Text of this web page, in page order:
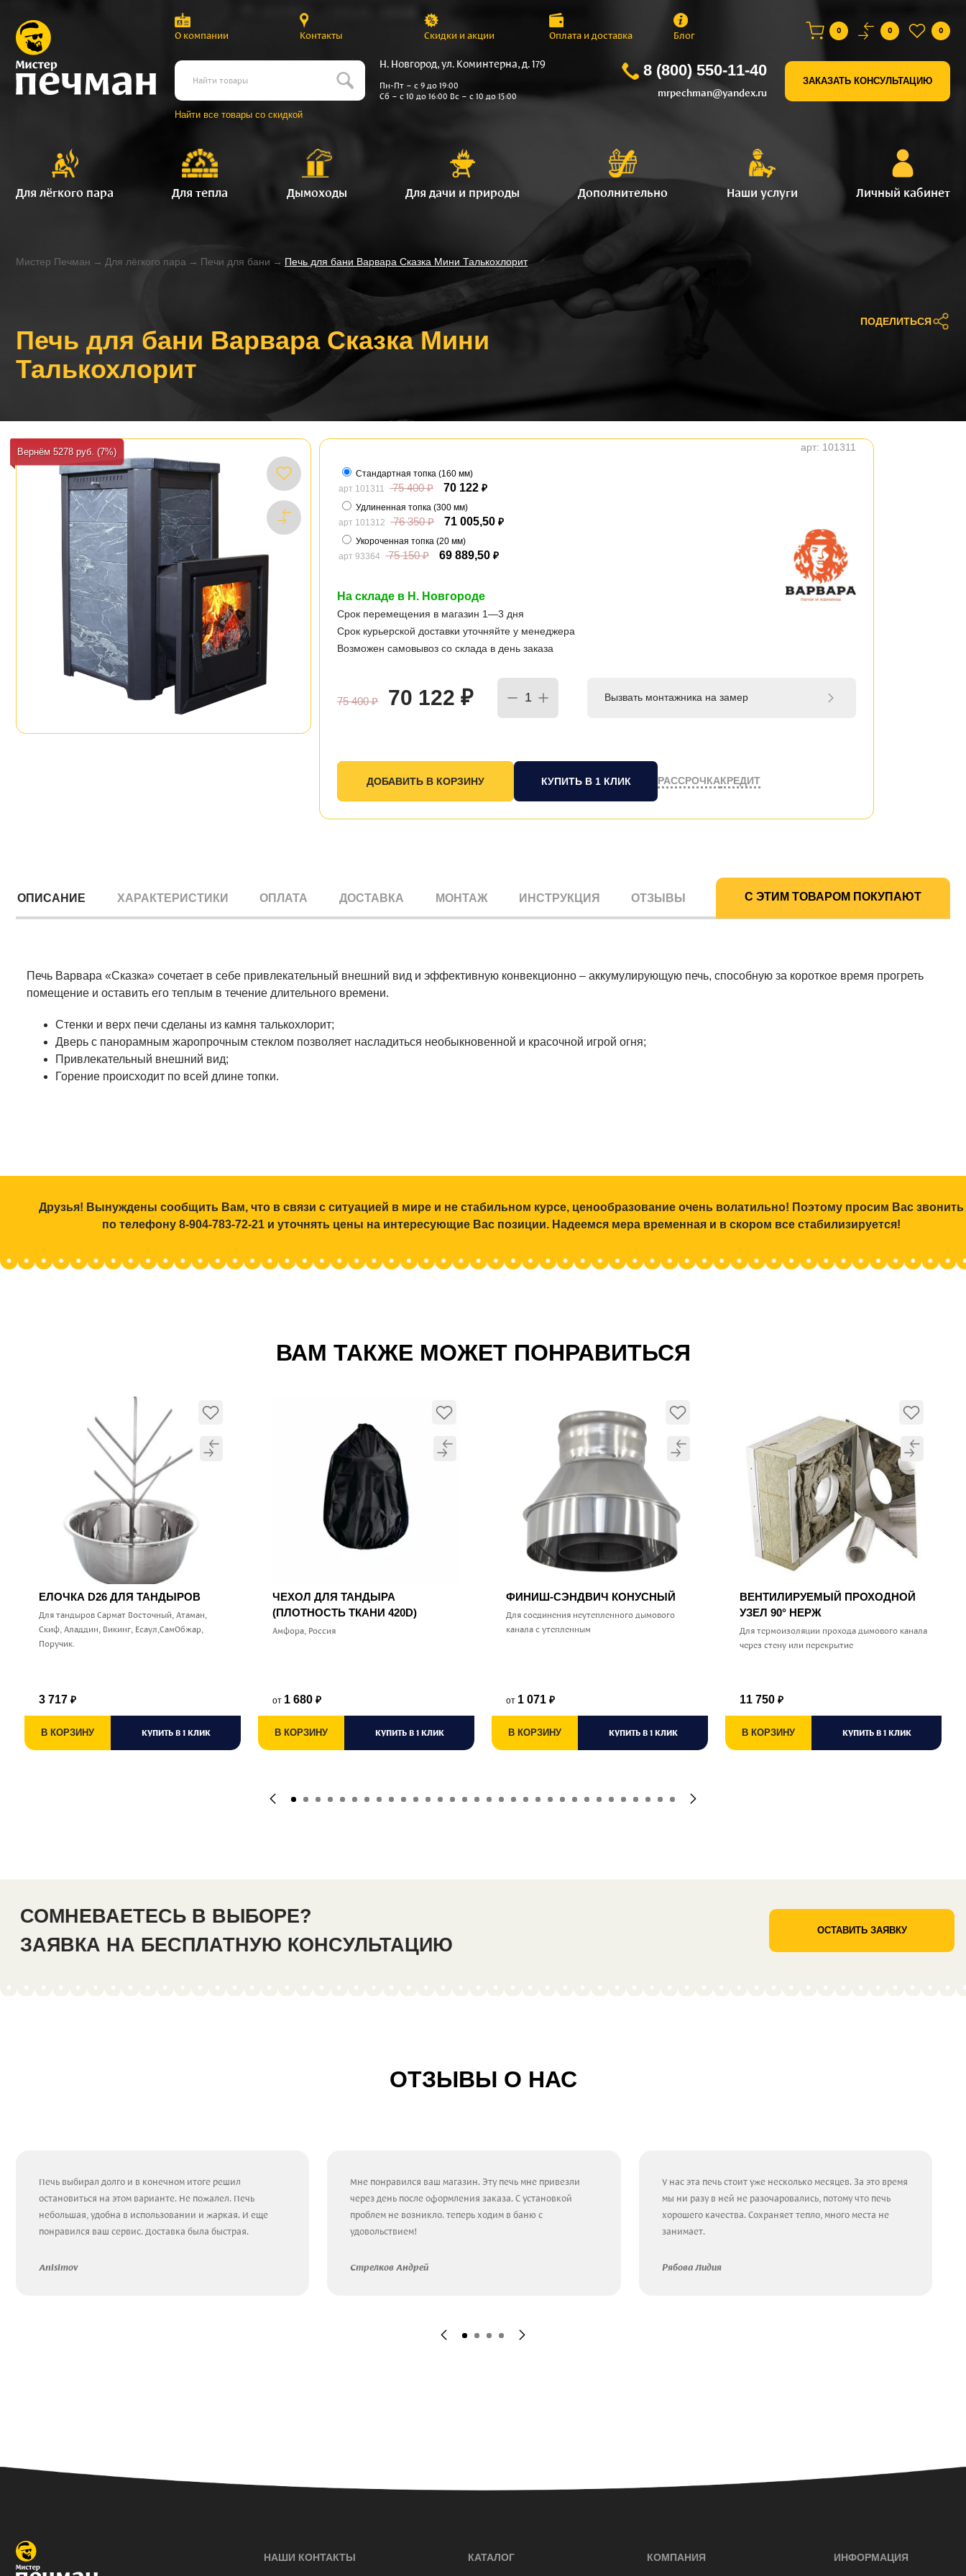
О компании Контакты Скидки и акции Оплата и доставка Блог 0 0 0
Найти все товары со скидкой
Н. Новгород, ул. Коминтерна, д. 179
Пн-Пт – с 9 до 19:00
Сб – с 10 до 16:00 Вс – с 10 до 15:00
8 (800) 550-11-40
mrpechman@yandex.ru
ЗАКАЗАТЬ КОНСУЛЬТАЦИЮ
Для лёгкого пара Для тепла Дымоходы Для дачи и природы Дополнительно Наши услуги Личный кабинет
Мистер Печман → Для лёгкого пара → Печи для бани → Печь для бани Варвара Сказка Мини Талькохлорит
Печь для бани Варвара Сказка Мини
Талькохлорит
ПОДЕЛИТЬСЯ
Вернём 5278 руб. (7%) арт: 101311
Стандартная топка (160 мм)
арт 101311 75 400₽ 70 122 ₽
Удлиненная топка (300 мм)
арт 101312 76 350₽ 71 005,50 ₽
Укороченная топка (20 мм)
арт 93364 75 150₽ 69 889,50 ₽
На складе в Н. Новгороде
Срок перемещения в магазин 1—3 дня
Срок курьерской доставки уточняйте у менеджера
Возможен самовывоз со склада в день заказа
75 400₽ 70 122 ₽ Вызвать монтажника на замер
КУПИТЬ В 1 КЛИК РАССРОЧКАКРЕДИТ
ОПИСАНИЕ ХАРАКТЕРИСТИКИ ОПЛАТА ДОСТАВКА МОНТАЖ ИНСТРУКЦИЯ ОТЗЫВЫ С ЭТИМ ТОВАРОМ ПОКУПАЮТ
Печь Варвара «Сказка» сочетает в себе привлекательный внешний вид и эффективную конвекционно – аккумулирующую печь, способную за короткое время прогреть
помещение и оставить его теплым в течение длительного времени.
Стенки и верх печи сделаны из камня талькохлорит;
Дверь с панорамным жаропрочным стеклом позволяет насладиться необыкновенной и красочной игрой огня;
Привлекательный внешний вид;
Горение происходит по всей длине топки.
Друзья! Вынуждены сообщить Вам, что в связи с ситуацией в мире и не стабильном курсе, ценообразование очень волатильно! Поэтому просим Вас звонить
по телефону 8-904-783-72-21 и уточнять цены на интересующие Вас позиции. Надеемся мера временная и в скором все стабилизируется!
ВАМ ТАКЖЕ МОЖЕТ ПОНРАВИТЬСЯ
ЕЛОЧКА D26 ДЛЯ ТАНДЫРОВ
Для тандыров Сармат Восточный, Атаман,
Скиф, Аладдин, Викинг, Есаул,СамОбжар,
Поручик.
3 717 ₽
В КОРЗИНУ КУПИТЬ В 1 КЛИК
ЧЕХОЛ ДЛЯ ТАНДЫРА
(ПЛОТНОСТЬ ТКАНИ 420D)
Амфора, Россия
от 1 680 ₽
В КОРЗИНУ КУПИТЬ В 1 КЛИК
ФИНИШ-СЭНДВИЧ КОНУСНЫЙ
Для соединения неутепленного дымового
канала с утепленным
от 1 071 ₽
В КОРЗИНУ КУПИТЬ В 1 КЛИК
ВЕНТИЛИРУЕМЫЙ ПРОХОДНОЙ
УЗЕЛ 90° НЕРЖ
Для термоизоляции прохода дымового канала
через стену или перекрытие
11 750 ₽
В КОРЗИНУ КУПИТЬ В 1 КЛИК
СОМНЕВАЕТЕСЬ В ВЫБОРЕ?
ЗАЯВКА НА БЕСПЛАТНУЮ КОНСУЛЬТАЦИЮ
ОСТАВИТЬ ЗАЯВКУ
ОТЗЫВЫ О НАС
Печь выбирал долго и в конечном итоге решил
остановиться на этом варианте. Не пожалел. Печь
небольшая, удобна в использовании и жаркая. И еще
понравился ваш сервис. Доставка была быстрая.
Anisimov
Мне понравился ваш магазин. Эту печь мне привезли
через день после оформления заказа. С установкой
проблем не возникло. теперь ходим в баню с
удовольствием!
Стрелков Андрей
У нас эта печь стоит уже несколько месяцев. За это время
мы ни разу в ней не разочаровались, потому что печь
хорошего качества. Сохраняет тепло, много места не
занимает.
Рябова Лидия
НАШИ КОНТАКТЫ КАТАЛОГ КОМПАНИЯ ИНФОРМАЦИЯ